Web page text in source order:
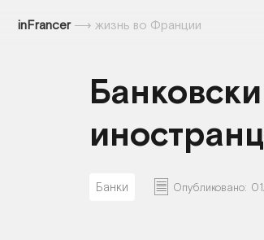
inFrancer⟶ жизнь во Франции
Банки Опубликовано: